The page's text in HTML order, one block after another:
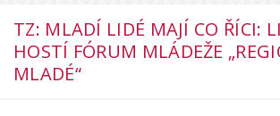
TZ: MLADÍ LIDÉ MAJÍ CO ŘÍCI:
HOSTÍ FÓRUM MLÁDEŽE
MLADÉ“